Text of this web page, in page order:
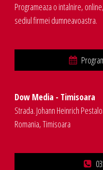
Programeaza o intalnire,
sediul firmei dumneavoastra.
Dow Media - Timisoara
Strada. Johann Heinrich
Romania, Timisoara